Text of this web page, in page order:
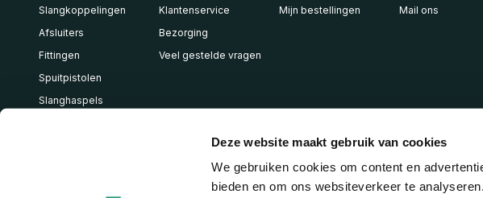
Deze website maakt gebruik van cookies
We gebruiken cookies om content en
bieden en om ons websiteverkeer te
Slangkoppelingen
Afsluiters
Fittingen
Spuitpistolen
Slanghaspels
Klantenservice
Bezorging
Veel gestelde vragen
Mijn bestellingen
Mail ons